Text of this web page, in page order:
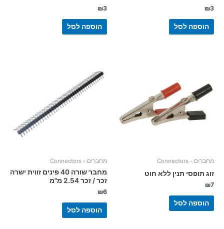
₪3
הוספה לסל
₪3
הוספה לסל
מחברים - Connectors
זוג תופסי תנין ללא חוט
₪7
הוספה לסל
מחברים - Connectors
מחבר שורה 40 פינים זווית ישרה
זכר / זכר 2.54 מ"מ
₪6
הוספה לסל